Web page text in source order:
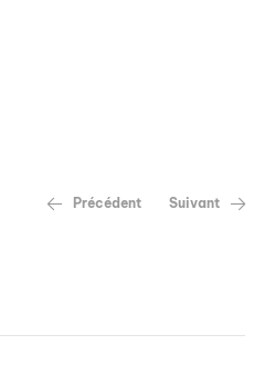
Précédent Suivant